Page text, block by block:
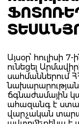
Այսօր՝ հուլիսի
ունեցել
սահմաններում
նախարարության
ճգնաժամային
ահազանգ է
վարչական